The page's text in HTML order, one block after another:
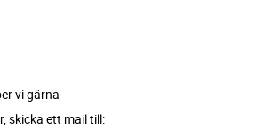
vi gärna
skicka ett mail till: